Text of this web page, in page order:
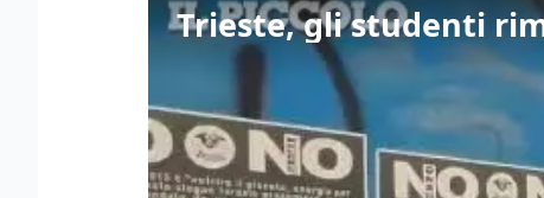
Trieste, gli studenti